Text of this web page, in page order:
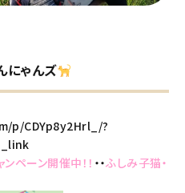
ゃんズ
CDYp8y2Hrl_/?
ペーン開催中！！ ・・ふしみ子猫・